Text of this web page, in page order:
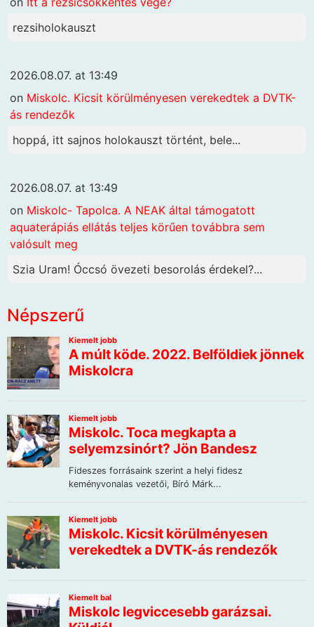
rezsiholokauszt
2026.08.07. at 13:49
on Miskolc. Kicsit körülményesen verekedtek a DVTK-
ás rendezők
hoppá, itt sajnos holokauszt történt, bele...
2026.08.07. at 13:49
on Miskolc- Tapolca. A NEAK által támogatott
aquaterápiás ellátás teljes körűen továbbra sem
valósult meg
Szia Uram! Óccsó övezeti besorolás érdekel?...
Népszerű